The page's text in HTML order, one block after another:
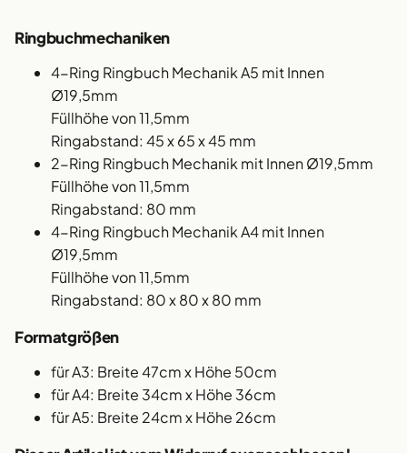
Ringbuchmechaniken
4-Ring Ringbuch Mechanik A5 mit Innen
Ø19,5mm
Füllhöhe von 11,5mm
Ringabstand: 45 x 65 x 45 mm
2-Ring Ringbuch Mechanik mit Innen Ø19,5mm
Füllhöhe von 11,5mm
Ringabstand: 80 mm
4-Ring Ringbuch Mechanik A4 mit Innen
Ø19,5mm
Füllhöhe von 11,5mm
Ringabstand: 80 x 80 x 80 mm
Formatgrößen
für A3: Breite 47cm x Höhe 50cm
für A4: Breite 34cm x Höhe 36cm
für A5: Breite 24cm x Höhe 26cm